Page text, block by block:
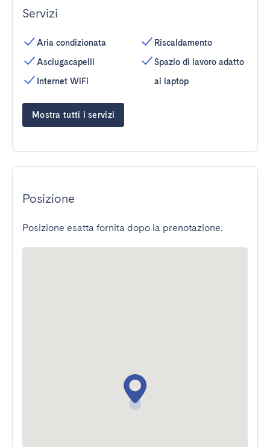
Servizi
Aria condizionata
Asciugacapelli
Internet WiFi
Riscaldamento
Spazio di lavoro adatto
ai laptop
Mostra tutti i servizi
Posizione
Posizione esatta fornita dopo la prenotazione.